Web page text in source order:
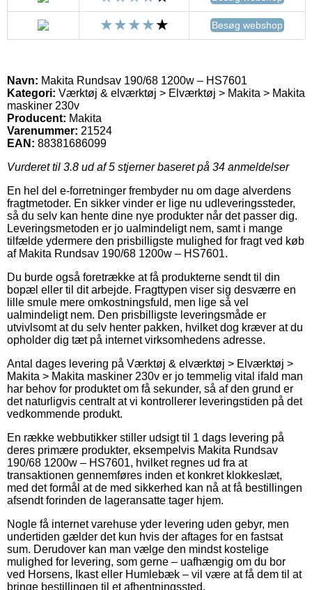
Besøg webshop
Navn: Makita Rundsav 190/68 1200w – HS7601
Kategori: Værktøj & elværktøj > Elværktøj > Makita > Makita
maskiner 230v
Producent: Makita
Varenummer: 21524
EAN: 88381686099
Vurderet til 3.8 ud af 5 stjerner baseret på 34 anmeldelser
En hel del e-forretninger frembyder nu om dage alverdens
fragtmetoder. En sikker vinder er lige nu udleveringssteder,
så du selv kan hente dine nye produkter når det passer dig.
Leveringsmetoden er jo ualmindeligt nem, samt i mange
tilfælde ydermere den prisbilligste mulighed for fragt ved køb
af Makita Rundsav 190/68 1200w – HS7601.
Du burde også foretrække at få produkterne sendt til din
bopæl eller til dit arbejde. Fragttypen viser sig desværre en
lille smule mere omkostningsfuld, men lige så vel
ualmindeligt nem. Den prisbilligste leveringsmåde er
utvivlsomt at du selv henter pakken, hvilket dog kræver at du
opholder dig tæt på internet virksomhedens adresse.
Antal dages levering på Værktøj & elværktøj > Elværktøj >
Makita > Makita maskiner 230v er jo temmelig vital ifald man
har behov for produktet om få sekunder, så af den grund er
det naturligvis centralt at vi kontrollerer leveringstiden på det
vedkommende produkt.
En række webbutikker stiller udsigt til 1 dags levering på
deres primære produkter, eksempelvis Makita Rundsav
190/68 1200w – HS7601, hvilket regnes ud fra at
transaktionen gennemføres inden et konkret klokkeslæt,
med det formål at de med sikkerhed kan nå at få bestillingen
afsendt forinden de lageransatte tager hjem.
Nogle få internet varehuse yder levering uden gebyr, men
undertiden gælder det kun hvis der aftages for en fastsat
sum. Derudover kan man vælge den mindst kostelige
mulighed for levering, som gerne – uafhængig om du bor
ved Horsens, Ikast eller Humlebæk – vil være at få dem til at
bringe bestillingen til et afhentningssted.